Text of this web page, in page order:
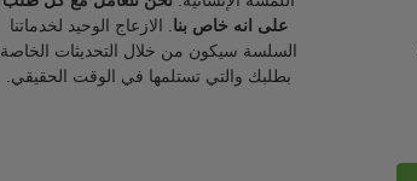
على انه خاص بنا . الازعاج الوحيد لخدماتنا
السلسة سيكون من خلال التحديثات الخاصة
بطلبك والتي تستلمها في الوقت الحقيقي.